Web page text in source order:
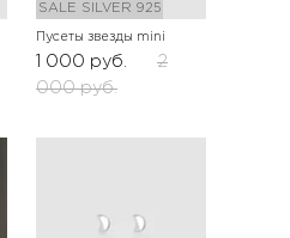
SALE SILVER 925
Пусеты звезды mini
1 000 руб.
2
000 руб.